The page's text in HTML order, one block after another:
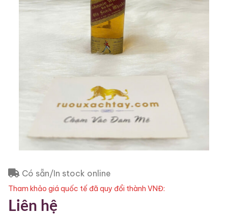
Có sẵn/In stock online
Tham khảo giá quốc tế đã quy đổi thành VNĐ:
Liên hệ